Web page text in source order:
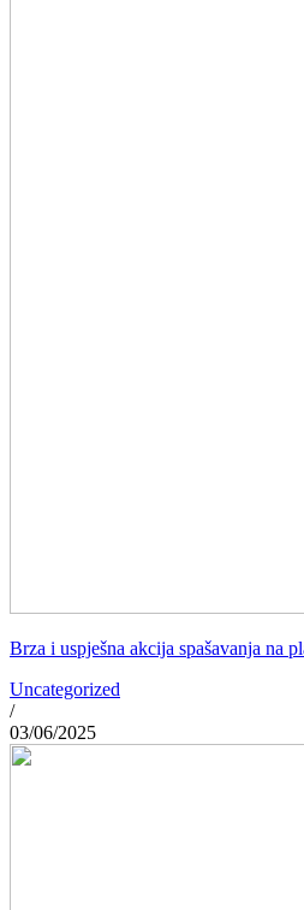
Brza i uspješna akcija spašavanja na
Uncategorized
/
03/06/2025